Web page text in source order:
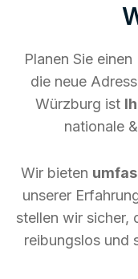
Planen Sie
die neue
Würzburg ist
nationale
Wir bieten
unserer
stellen wir sicher,
reibungslos und